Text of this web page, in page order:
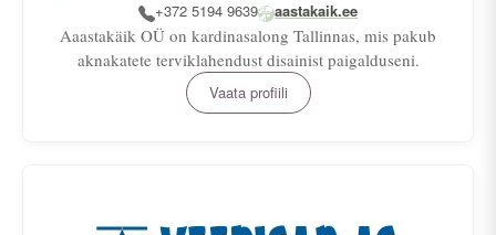
+372 5194 9639
aastakaik.ee
Vaata profiili
Aaastakäik OÜ on kardinasalong Tallinnas, mis pakub
aknakatete terviklahendust disainist paigalduseni.